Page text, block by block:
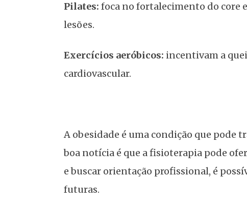
Pilates: foca no fortalecimento do core
lesões.
Exercícios aeróbicos: incentivam a
cardiovascular.
A obesidade é uma condição que pode
boa notícia é que a fisioterapia pode
e buscar orientação profissional, é
futuras.